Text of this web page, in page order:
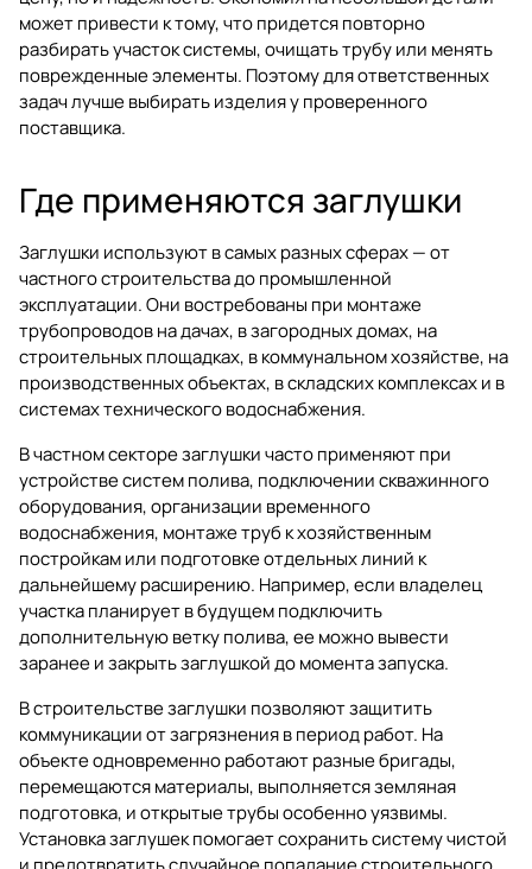
может привести к тому, что придется повторно
разбирать участок системы, очищать трубу или менять
поврежденные элементы. Поэтому для ответственных
задач лучше выбирать изделия у проверенного
поставщика.
Где применяются заглушки
Заглушки используют в самых разных сферах — от
частного строительства до промышленной
эксплуатации. Они востребованы при монтаже
трубопроводов на дачах, в загородных домах, на
строительных площадках, в коммунальном хозяйстве, на
производственных объектах, в складских комплексах и в
системах технического водоснабжения.
В частном секторе заглушки часто применяют при
устройстве систем полива, подключении скважинного
оборудования, организации временного
водоснабжения, монтаже труб к хозяйственным
постройкам или подготовке отдельных линий к
дальнейшему расширению. Например, если владелец
участка планирует в будущем подключить
дополнительную ветку полива, ее можно вывести
заранее и закрыть заглушкой до момента запуска.
В строительстве заглушки позволяют защитить
коммуникации от загрязнения в период работ. На
объекте одновременно работают разные бригады,
перемещаются материалы, выполняется земляная
подготовка, и открытые трубы особенно уязвимы.
Установка заглушек помогает сохранить систему чистой